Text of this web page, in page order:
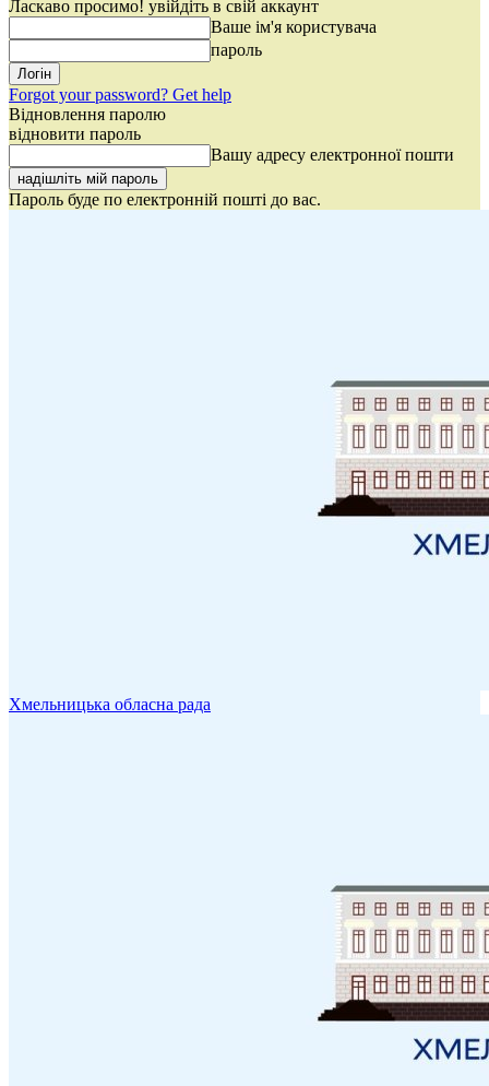
Ласкаво просимо! увійдіть в свій аккаунт
Ваше ім'я користувача
пароль
Forgot your password? Get help
Відновлення паролю
відновити пароль
Вашу адресу електронної пошти
Пароль буде по електронній пошті до вас.
Хмельницька обласна рада